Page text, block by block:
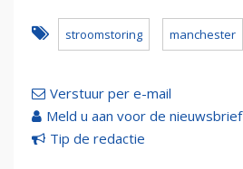
stroomstoring manchester
Verstuur per e-mail
Meld u aan voor de nieuwsbrief
Tip de redactie